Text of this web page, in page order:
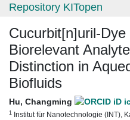
Repository KITopen
Cucurbit[n]uril-
Biorelevant
Distinction in
Biofluids
Hu, Changming
1 Institut für Nanotechnologie (INT),